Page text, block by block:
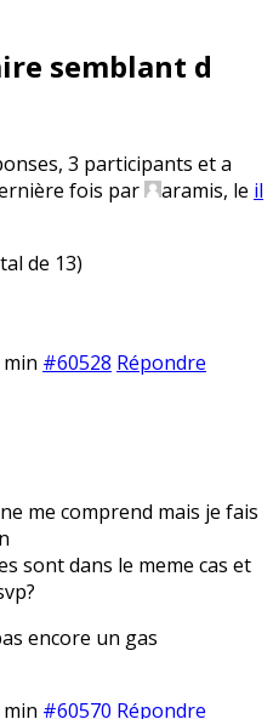
semblant d
3 participants et a
fois par
aramis, le il
de 13)
#60528 Répondre
me comprend mais je fais
sont dans le meme cas et
encore un gas
#60570 Répondre